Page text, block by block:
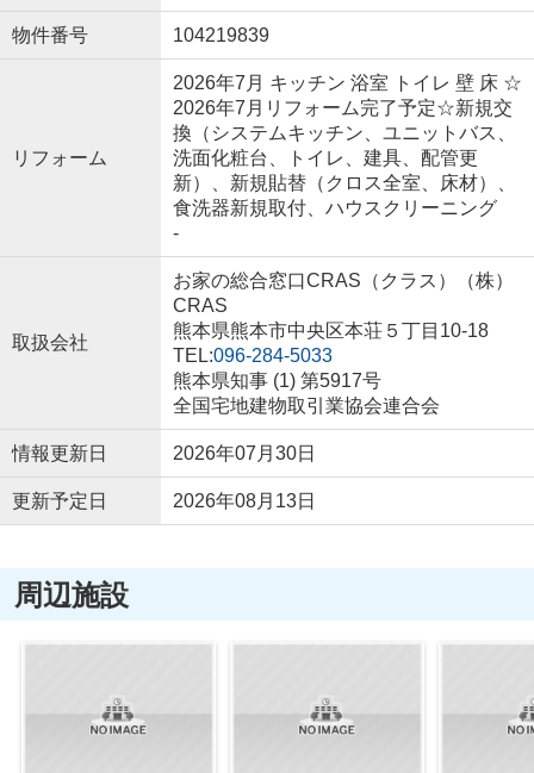
物件番号 104219839
リフォーム
2026年7月 キッチン 浴室 トイレ 壁 床 ☆
2026年7月リフォーム完了予定☆新規交
換（システムキッチン、ユニットバス、
洗面化粧台、トイレ、建具、配管更
新）、新規貼替（クロス全室、床材）、
食洗器新規取付、ハウスクリーニング
-
取扱会社
お家の総合窓口CRAS（クラス）（株）
CRAS
熊本県熊本市中央区本荘５丁目10-18
TEL:096-284-5033
熊本県知事 (1) 第5917号
全国宅地建物取引業協会連合会
情報更新日 2026年07月30日
更新予定日 2026年08月13日
周辺施設